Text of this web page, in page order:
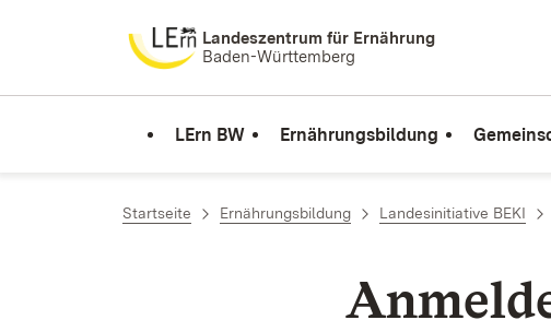
Zum Inhalt springenLandeszentrum für Ernährung
Baden-Württemberg
LErn BW Ernährungsbildung
Startseite Ernährungsbildung Landesinitiative BEKI